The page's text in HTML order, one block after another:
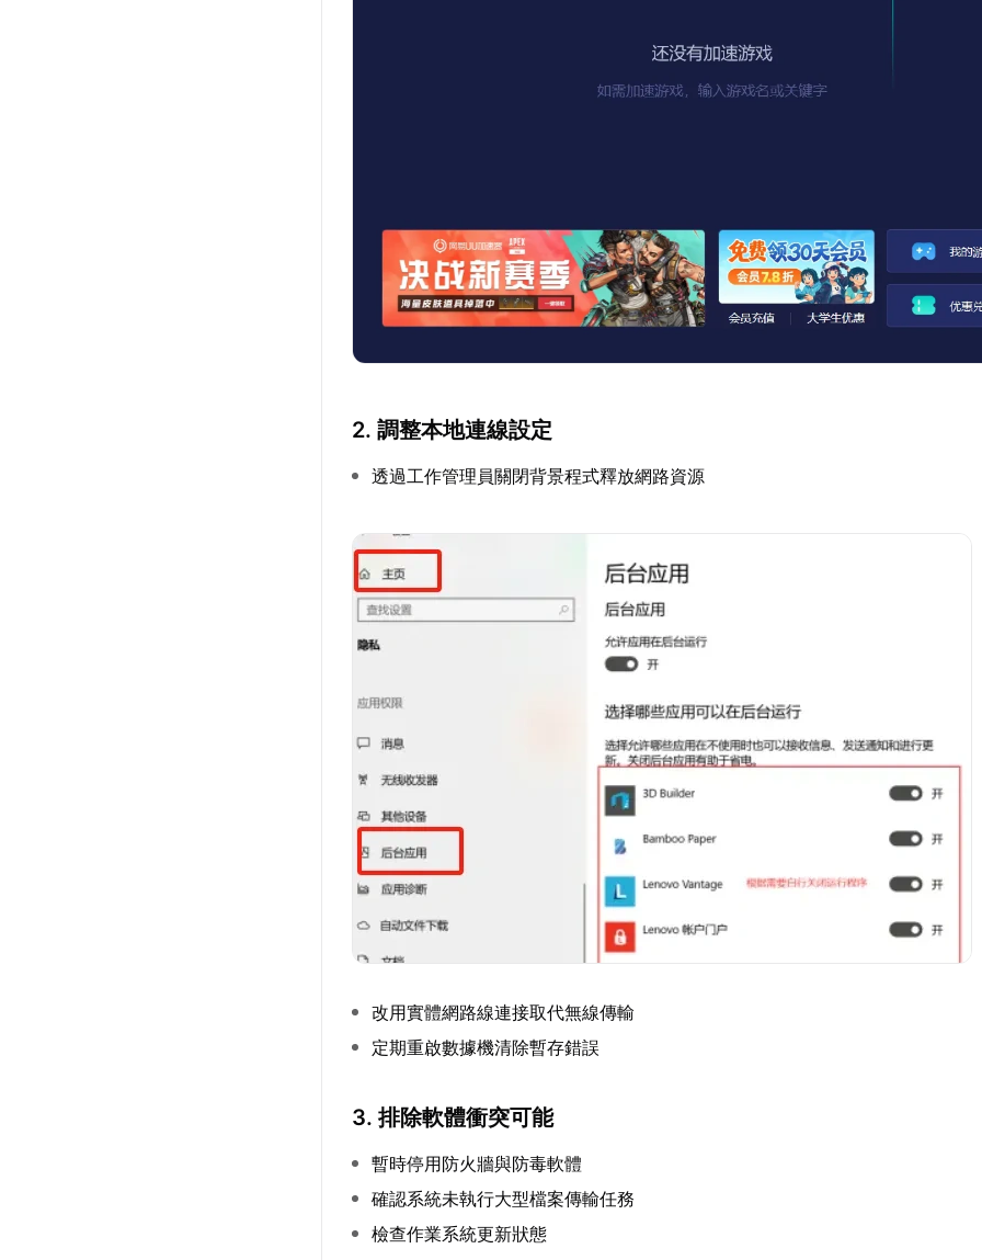
2. 調整本地連線設定
透過工作管理員關閉背景程式釋放網路資源
改用實體網路線連接取代無線傳輸
定期重啟數據機清除暫存錯誤
3. 排除軟體衝突可能
暫時停用防火牆與防毒軟體
確認系統未執行大型檔案傳輸任務
檢查作業系統更新狀態